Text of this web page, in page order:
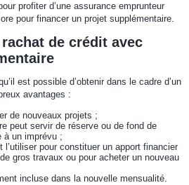
profiter d’une assurance emprunteur
pour financer un projet supplémentaire.
de crédit avec
est possible d’obtenir dans le cadre d’un
avantages :
de nouveaux projets ;
peut servir de réserve ou de fond de
à un imprévu ;
l’utiliser pour constituer un apport financier
gros travaux ou pour acheter un nouveau
incluse dans la nouvelle mensualité.